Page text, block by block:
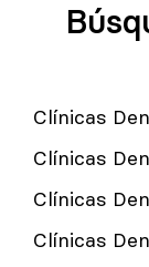
Clínicas
Clínicas
Clínicas
Clínicas